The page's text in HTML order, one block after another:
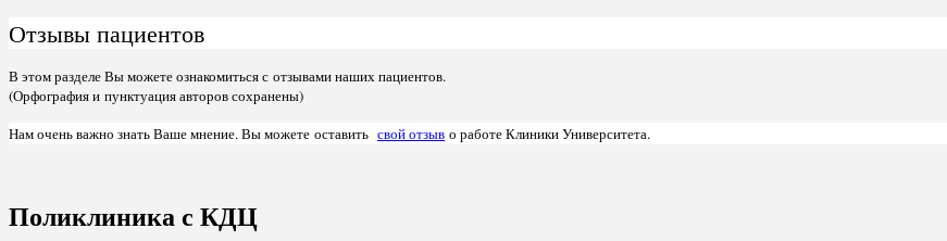
Отзывы пациентов
В этом разделе Вы можете ознакомиться с отзывами наших пациентов.
(Орфография и пунктуация авторов сохранены)
Нам очень важно знать Ваше мнение. Вы можете оставить свой отзыв о работе Клиники Университета.
Поликлиника с КДЦ